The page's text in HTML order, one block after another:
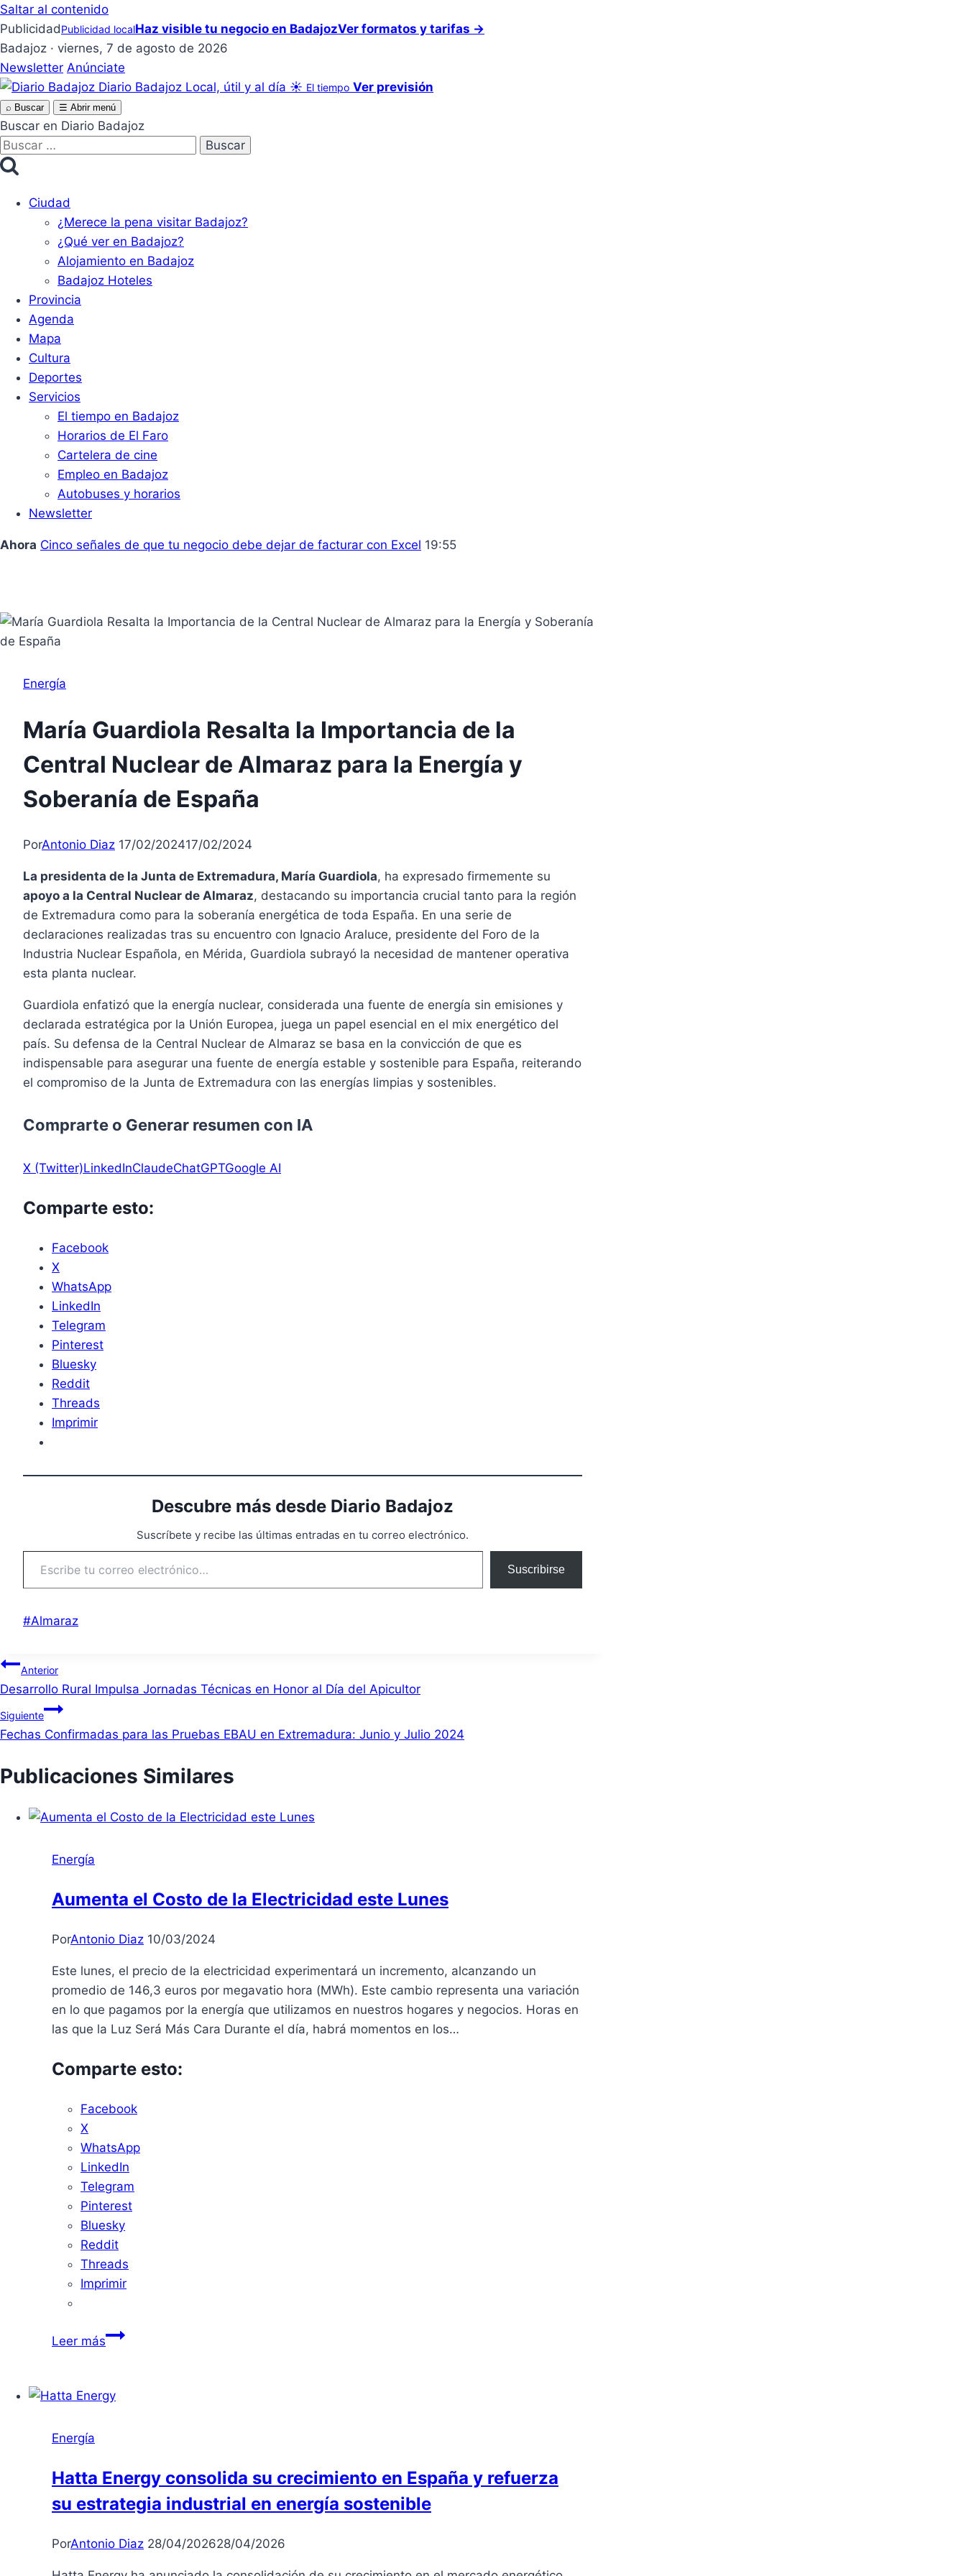
Saltar al contenido
PublicidadPublicidad localHaz visible tu negocio en BadajozVer formatos y tarifas →
Badajoz · viernes, 7 de agosto de 2026
Newsletter Anúnciate
Diario Badajoz Local, útil y al día ☀ El tiempo Ver previsión
⌕ Buscar ☰ Abrir menú
Buscar en Diario Badajoz
Buscar:
Ciudad
¿Merece la pena visitar Badajoz?
¿Qué ver en Badajoz?
Alojamiento en Badajoz
Badajoz Hoteles
Provincia
Agenda
Mapa
Cultura
Deportes
Servicios
El tiempo en Badajoz
Horarios de El Faro
Cartelera de cine
Empleo en Badajoz
Autobuses y horarios
Newsletter
Ahora Cinco señales de que tu negocio debe dejar de facturar con Excel 19:55
Energía
María Guardiola Resalta la Importancia de la
Central Nuclear de Almaraz para la Energía y
Soberanía de España
PorAntonio Diaz 17/02/202417/02/2024
La presidenta de la Junta de Extremadura, María Guardiola, ha expresado firmemente su
apoyo a la Central Nuclear de Almaraz, destacando su importancia crucial tanto para la región
de Extremadura como para la soberanía energética de toda España. En una serie de
declaraciones realizadas tras su encuentro con Ignacio Araluce, presidente del Foro de la
Industria Nuclear Española, en Mérida, Guardiola subrayó la necesidad de mantener operativa
esta planta nuclear.
Guardiola enfatizó que la energía nuclear, considerada una fuente de energía sin emisiones y
declarada estratégica por la Unión Europea, juega un papel esencial en el mix energético del
país. Su defensa de la Central Nuclear de Almaraz se basa en la convicción de que es
indispensable para asegurar una fuente de energía estable y sostenible para España, reiterando
el compromiso de la Junta de Extremadura con las energías limpias y sostenibles.
Comprarte o Generar resumen con IA
X (Twitter)LinkedInClaudeChatGPTGoogle AI
Comparte esto:
Facebook
X
WhatsApp
LinkedIn
Telegram
Pinterest
Bluesky
Reddit
Threads
Imprimir
Descubre más desde Diario Badajoz
Suscríbete y recibe las últimas entradas en tu correo electrónico.
Escribe tu correo electrónico…
Suscribirse
Etiquetas
entrada:
#Almaraz
Navegación
de
entradas
Anterior
Desarrollo Rural Impulsa Jornadas Técnicas en Honor al Día del Apicultor
Siguiente
Fechas Confirmadas para las Pruebas EBAU en Extremadura: Junio y Julio 2024
Publicaciones Similares
Energía
Aumenta el Costo de la Electricidad este Lunes
PorAntonio Diaz 10/03/2024
Este lunes, el precio de la electricidad experimentará un incremento, alcanzando un
promedio de 146,3 euros por megavatio hora (MWh). Este cambio representa una variación
en lo que pagamos por la energía que utilizamos en nuestros hogares y negocios. Horas en
las que la Luz Será Más Cara Durante el día, habrá momentos en los…
Comparte esto:
Facebook
X
WhatsApp
LinkedIn
Telegram
Pinterest
Bluesky
Reddit
Threads
Imprimir
Leer másAumenta
de
Lunes
Energía
Hatta Energy consolida su crecimiento en España y refuerza
su estrategia industrial en energía sostenible
PorAntonio Diaz 28/04/202628/04/2026